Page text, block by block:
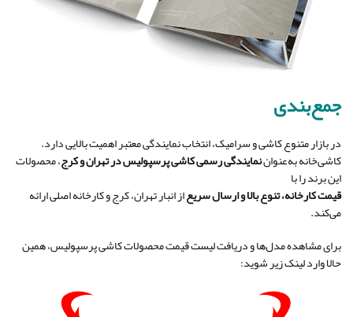
جمع‌بندی
در بازار متنوع کاشی و سرامیک، انتخاب نمایندگی معتبر اهمیت بالایی دارد.
کاشی‌خانه به‌عنواننمایندگی رسمی کاشی پرسپولیس در تهران و کرج، محصولات
این برند را با
قیمت کارخانه، تنوع بالا و ارسال سریعاز انبار تهران، کرج و کارخانه اصلی ارائه
می‌کند.
برای مشاهده مدل‌ها و دریافت لیست قیمت محصولات کاشی پرسپولیس، همین
حالا وارد لینک زیر شوید: